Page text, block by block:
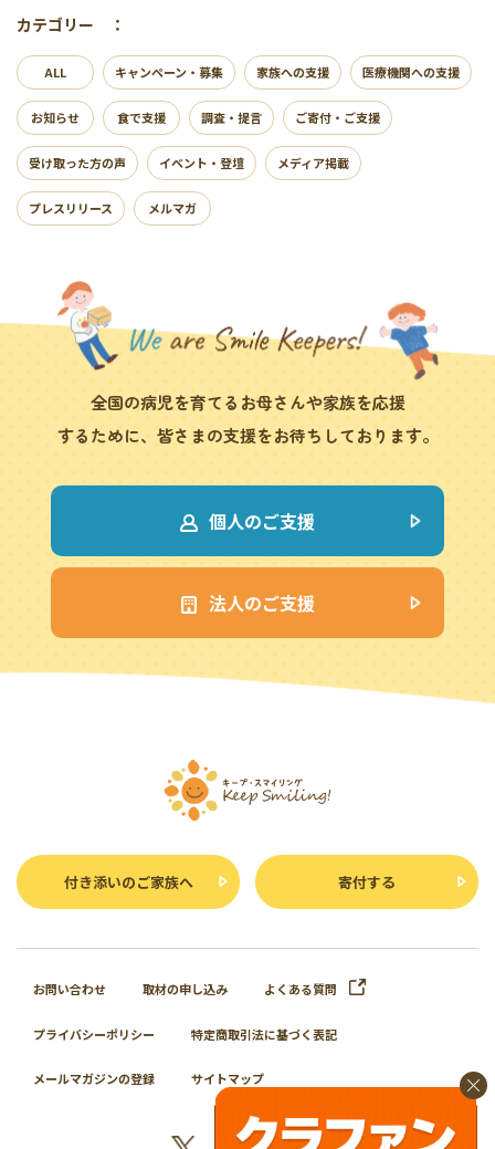
カテゴリー ：
ALL キャンペーン・募集 家族への支援 医療機関への支援
お知らせ 食で支援 調査・提言 ご寄付・ご支援
受け取った方の声 イベント・登壇 メディア掲載
プレスリリース メルマガ
全国の病児を育てるお母さんや家族を応援
するために、皆さまの支援をお待ちしております。
個人のご支援
法人のご支援
付き添いのご家族へ 寄付する
お問い合わせ 取材の申し込み よくある質問
プライバシーポリシー 特定商取引法に基づく表記
メールマガジンの登録 サイトマップ